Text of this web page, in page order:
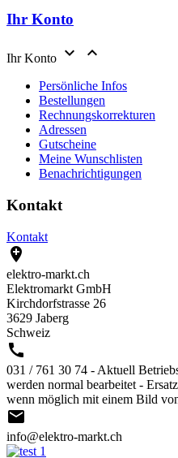
Ihr Konto
Ihr Konto  
Persönliche Infos
Bestellungen
Rechnungskorrekturen
Adressen
Gutscheine
Meine Wunschlisten
Benachrichtigungen
Kontakt
Kontakt

elektro-markt.ch
Elektromarkt GmbH
Kirchdorfstrasse 26
3629 Jaberg
Schweiz

031 / 761 30 74 - Aktuell
werden normal bearbeitet -
wenn möglich mit einem Bild

info@elektro-markt.ch